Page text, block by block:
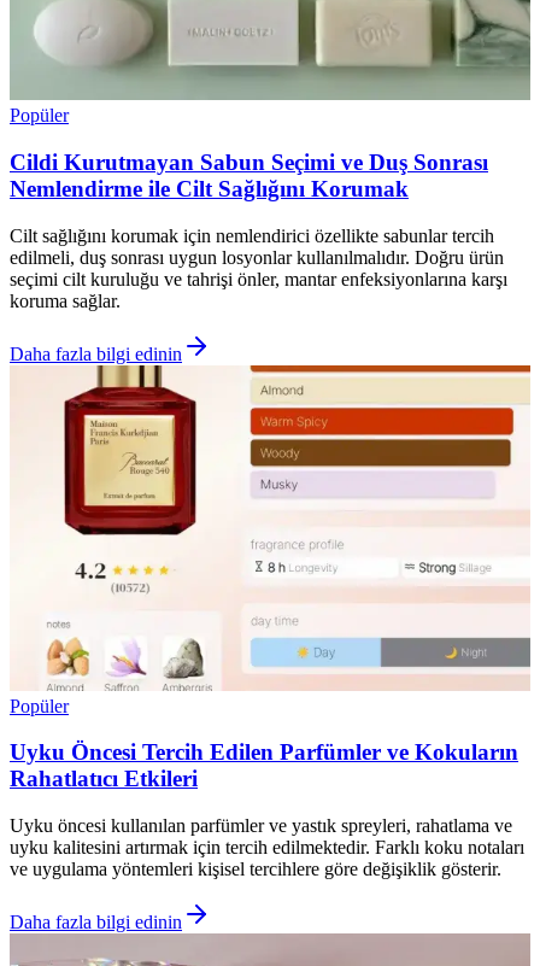
Popüler
Cildi Kurutmayan Sabun Seçimi ve Duş Sonrası
Nemlendirme ile Cilt Sağlığını Korumak
Cilt sağlığını korumak için nemlendirici özellikte sabunlar tercih
edilmeli, duş sonrası uygun losyonlar kullanılmalıdır. Doğru ürün
seçimi cilt kuruluğu ve tahrişi önler, mantar enfeksiyonlarına karşı
koruma sağlar.
Daha fazla bilgi edinin
Popüler
Uyku Öncesi Tercih Edilen Parfümler ve Kokuların
Rahatlatıcı Etkileri
Uyku öncesi kullanılan parfümler ve yastık spreyleri, rahatlama ve
uyku kalitesini artırmak için tercih edilmektedir. Farklı koku notaları
ve uygulama yöntemleri kişisel tercihlere göre değişiklik gösterir.
Daha fazla bilgi edinin